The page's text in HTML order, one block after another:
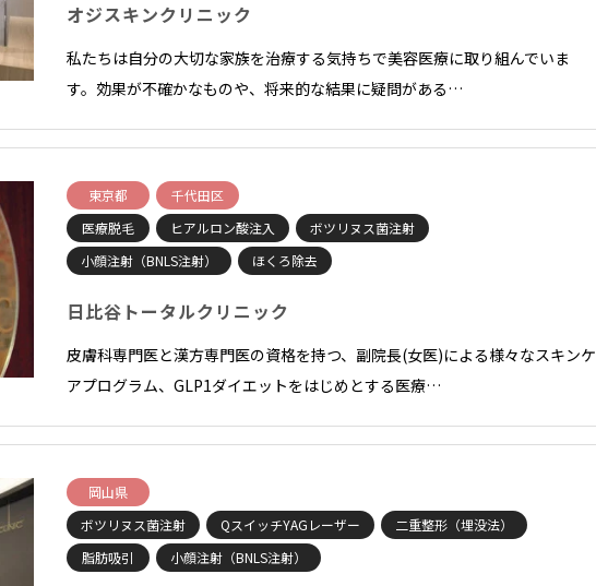
オジスキンクリニック
私たちは自分の大切な家族を治療する気持ちで美容医療に取り組んでいま
す。効果が不確かなものや、将来的な結果に疑問がある…
東京都
千代田区
医療脱毛
ヒアルロン酸注入
ボツリヌス菌注射
小顔注射（BNLS注射）
ほくろ除去
日比谷トータルクリニック
皮膚科専門医と漢方専門医の資格を持つ、副院長(女医)による様々なスキンケ
アプログラム、GLP1ダイエットをはじめとする医療…
岡山県
ボツリヌス菌注射
QスイッチYAGレーザー
二重整形（埋没法）
脂肪吸引
小顔注射（BNLS注射）